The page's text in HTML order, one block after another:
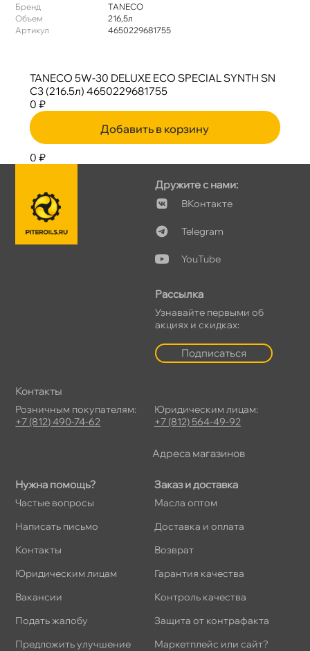
Бренд
TANECO
Объем
216,5л
Артикул
4650229681755
TANECO 5W-30 DELUXE ECO SPECIAL SYNTH SN
C3 (216.5л) 4650229681755
0 ₽
Добавить в корзину
0 ₽
Нужна помощь?
Частые вопросы
Написать письмо
Контакты
Юридическим лицам
акансии
Подать жалобу
Предложить улучшение
Заказ и доставка
Масла оптом
Доставка и оплата
озврат
Гарантия качества
Контроль качества
Защита от контрафакта
Маркетплейс или сайт?
Дружите с нами:
Контакте
Telegram
YouTube
Рассылка
Узнавайте первыми о
акциях и скидках:
Подписаться
Контакты
Розничным покупателям:
+7 (812) 490-74-62
Юридическим лицам:
+7 (812) 564-49-92
Адреса магазино